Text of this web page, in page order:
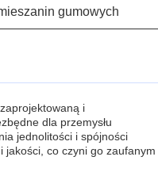
gumowych
i
dla przemysłu
jednolitości i spójności
jakości, co czyni go zaufanym